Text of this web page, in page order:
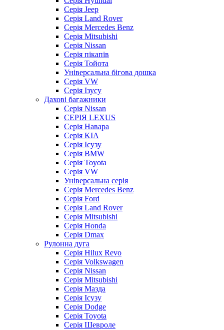
Серія Jeep
Серія Land Rover
Серія Mercedes Benz
Серія Mitsubishi
Серія Nissan
Серія пікапів
Серія Тойота
Універсальна бігова дошка
Серія VW
Серія Ізусу
Дахові багажники
Серія Nissan
СЕРІЯ LEXUS
Серія Навара
Серія KIA
Серія Ісузу
Серія BMW
Серія Toyota
Серія VW
Універсальна серія
Серія Mercedes Benz
Серія Ford
Серія Land Rover
Серія Mitsubishi
Серія Honda
Серія Dmax
Рулонна дуга
Серія Hilux Revo
Серія Volkswagen
Серія Nissan
Серія Mitsubishi
Серія Мазда
Серія Ісузу
Серія Dodge
Серія Toyota
Серія Шевроле